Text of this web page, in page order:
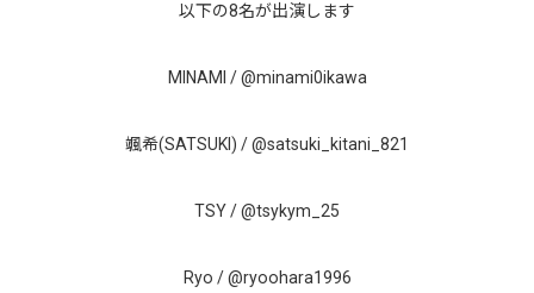
以下の8名が出演します
MINAMI /@minami0ikawa
颯希(SATSUKI) /@satsuki_kitani_821
TSY /@tsykym_25
Ryo /@ryoohara1996